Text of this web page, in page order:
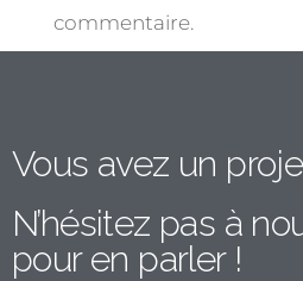
commentaire.
Vous avez un
N’hésitez pas à
pour en parler !​